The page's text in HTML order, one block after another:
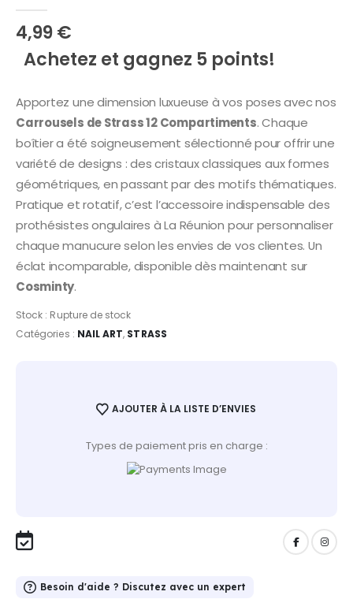
4,99€
Achetez et gagnez 5 points!
Apportez une dimension luxueuse à vos poses avec nos
Carrousels de Strass 12 Compartiments. Chaque
boîtier a été soigneusement sélectionné pour offrir une
variété de designs : des cristaux classiques aux formes
géométriques, en passant par des motifs thématiques.
Pratique et rotatif, c’est l’accessoire indispensable des
prothésistes ongulaires à La Réunion pour personnaliser
chaque manucure selon les envies de vos clientes. Un
éclat incomparable, disponible dès maintenant sur
Cosminty.
Stock : Rupture de stock
Catégories : NAIL ART, STRASS
AJOUTER À LA LISTE D’ENVIES
Types de paiement pris en charge :
Besoin d'aide ? Discutez avec un expert